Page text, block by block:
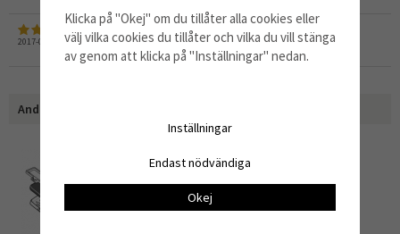
2017-08-13 avJan erik constans
Andra har även köpt
Klicka på "Okej" om du tillåter alla cookies eller
välj vilka cookies du tillåter och vilka du vill stänga
av genom att klicka på "Inställningar" nedan.
Inställningar
Endast nödvändiga
Okej